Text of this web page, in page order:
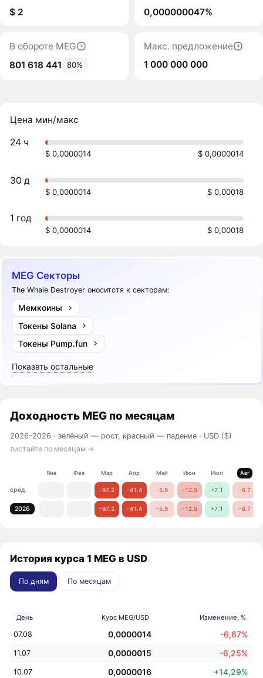
$ 2
0,000000047%
В обороте MEG
801 618 441
80%
Макс. предложение
1 000 000 000
Цена мин/макс
24 ч
$ 0,0000014 $ 0,0000014
30 д
$ 0,0000014 $ 0,00018
1 год
$ 0,0000014 $ 0,00018
MEG Секторы
The Whale Destroyer оноситстя к секторам:
Мемкоины
Токены Solana
Токены Pump.fun
Показать остальные
Доходность MEG по месяцам
2026–2026 ·зелёный — рост, красный — падение · USD ($)
листайте по месяцам →
Янв Фев Мар Апр Май Июн Июл Авг
сред. −97.2 −41.4 −5.9 −12.5 +7.1 −6.7
2026 −97.2 −41.4 −5.9 −12.5 +7.1 −6.7
История курса 1 MEG в USD
По дням По месяцам
День Курс MEG/USD Изменение, %
07.08 0,0000014 -6,67%
11.07 0,0000015 -6,25%
10.07 0,0000016 +14,29%